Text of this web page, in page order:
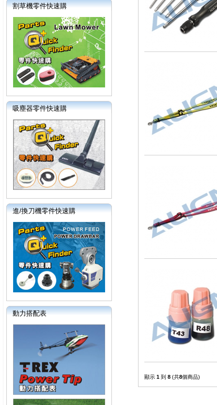
割草機零件快速購
吸塵器零件快速購
進/換刀機零件快速購
動力搭配表
顯示 1 到 8 (共8個商品)